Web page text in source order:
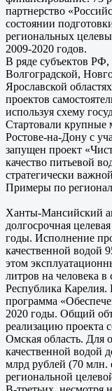
партнерство
состоянии
региональных
2009-2020 годов.
В ряде субъектов
Волгоградской,
Ярославской
проектов
используя схему
Стартовали крупные
Ростове-на-Дону с
запущен проект
качество питьевой
стратегически
Примеры по
Ханты-Мансийский
долгосрочная
годы. Исполнение
качественной водой
этом
литров на человека
Республика Карелия.
программа
2020 годы. Общий
реализацию проекта
Омская область. Для
качественной водой
млрд рублей (70 млн.
региональной